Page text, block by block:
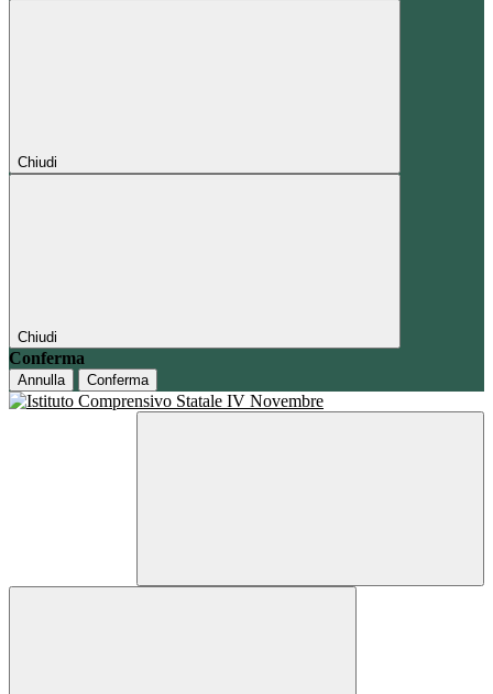
Chiudi
Chiudi
Conferma
Annulla Conferma